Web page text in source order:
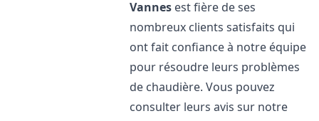
Vannes est fière de ses
nombreux clients satisfaits qui
ont fait confiance à notre équipe
pour résoudre leurs problèmes
de chaudière. Vous pouvez
consulter leurs avis sur notre